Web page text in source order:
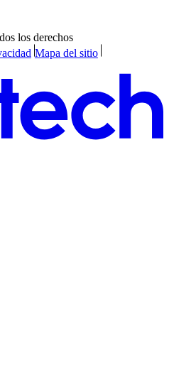
los derechos
Mapa del sitio